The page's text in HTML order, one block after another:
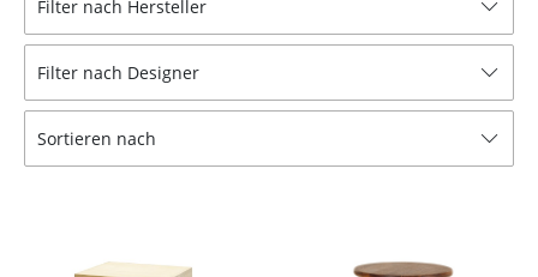
Hocker
Bänke & Liegen
Sitzsäcke
Filter nach Hersteller
Filter nach Designer
Sortieren nach